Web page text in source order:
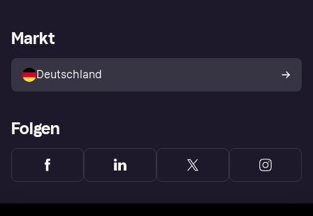
Klarna App
Shops entdecken
Käuferschutzrichtlinie
Dein Widerrufsrecht
Händlerportal
Markt
Deutschland
Folgen